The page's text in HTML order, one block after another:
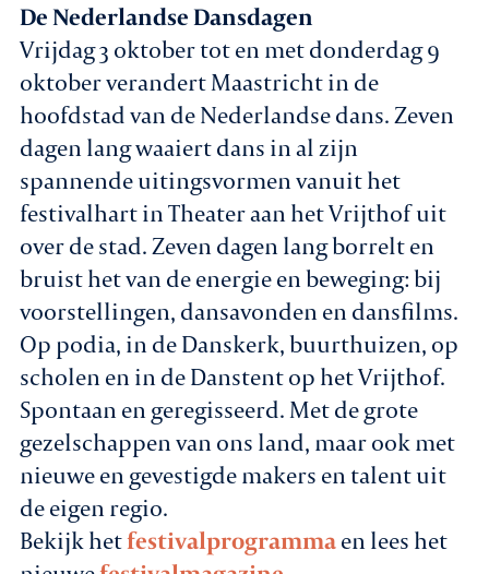
De Nederlandse Dansdagen
Vrijdag 3 oktober tot en met donderdag 9
oktober verandert Maastricht in de
hoofdstad van de Nederlandse dans. Zeven
dagen lang waaiert dans in al zijn
spannende uitingsvormen vanuit het
festivalhart in Theater aan het Vrijthof uit
over de stad. Zeven dagen lang borrelt en
bruist het van de energie en beweging: bij
voorstellingen, dansavonden en dansfilms.
Op podia, in de Danskerk, buurthuizen, op
scholen en in de Danstent op het Vrijthof.
Spontaan en geregisseerd. Met de grote
gezelschappen van ons land, maar ook met
nieuwe en gevestigde makers en talent uit
de eigen regio.
Bekijk hetfestivalprogrammaen lees het